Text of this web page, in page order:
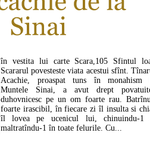
în vestita lui carte Scara,105 Sfintul
Scararul povesteste viata acestui sfînt.
Acachie, proaspat tuns în monahism
Muntele Sinai, a avut drept
duhovnicesc pe un om foarte rau.
foarte irascibil, în fiecare zi îl insulta si
îl lovea pe ucenicul lui, chinuindu-1
maltratîndu-1 în toate felurile. Cu...